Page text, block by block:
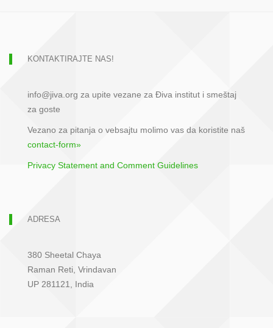
KONTAKTIRAJTE NAS!
info@jiva.org za upite vezane za Điva institut i smeštaj
za goste
Vezano za pitanja o vebsajtu molimo vas da koristite naš
contact-form»
Privacy Statement and Comment Guidelines
ADRESA
380 Sheetal Chaya
Raman Reti, Vrindavan
UP 281121, India